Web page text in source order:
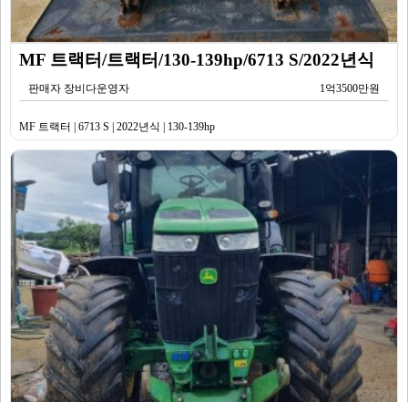
MF 트랙터/트랙터/130-139hp/6713 S/2022년식
판매자 장비다운영자 1억3500만원
MF 트랙터 | 6713 S | 2022년식 | 130-139hp